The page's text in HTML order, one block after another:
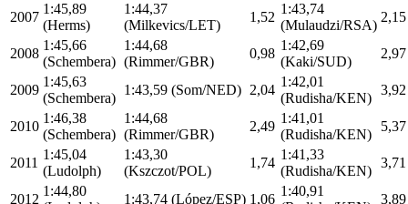
2007
1:45,89
(Herms)
1:44,37
(Milkevics/LET)
1,52
1:43,74
(Mulaudzi/RSA)
2,15
2008
1:45,66
(Schembera)
1:44,68
(Rimmer/GBR)
0,98
1:42,69
(Kaki/SUD)
2,97
2009
1:45,63
(Schembera)
1:43,59 (Som/NED) 2,04
1:42,01
(Rudisha/KEN)
3,92
2010
1:46,38
(Schembera)
1:44,68
(Rimmer/GBR)
2,49
1:41,01
(Rudisha/KEN)
5,37
2011
1:45,04
(Ludolph)
1:43,30
(Kszczot/POL)
1,74
1:41,33
(Rudisha/KEN)
3,71
2012
1:44,80
1:43,74 (López/ESP) 1,06
1:40,91
3,89